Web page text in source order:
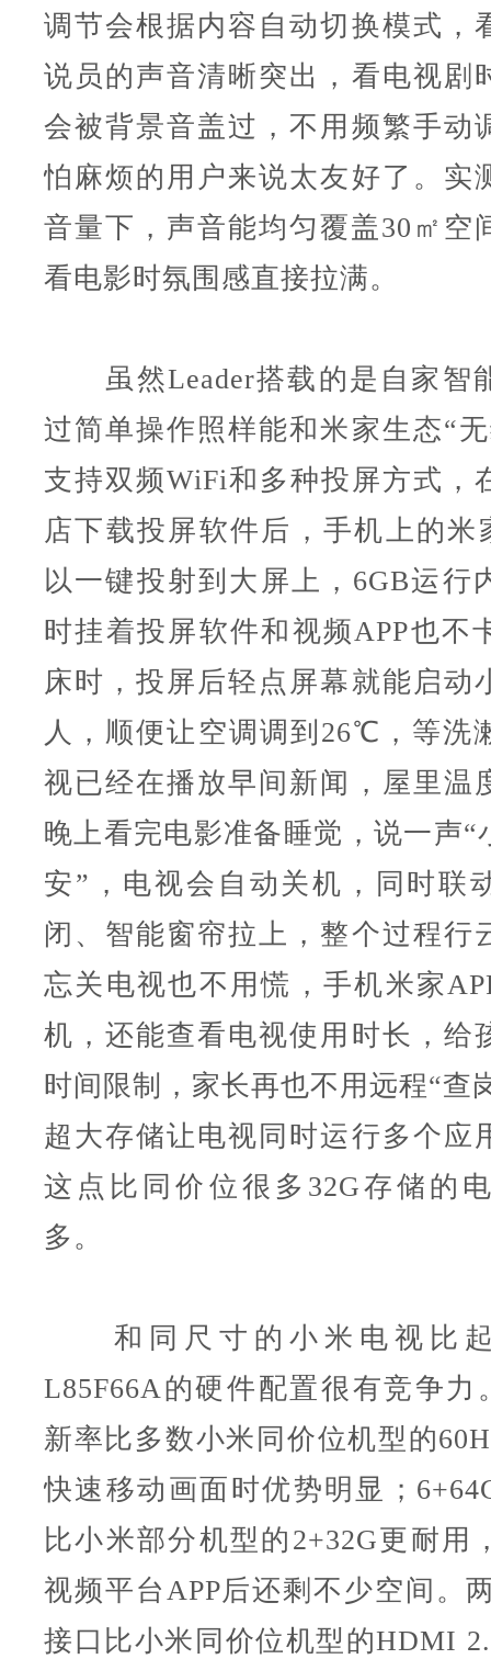
调节会根据内容自动切换模式，
说员的声音清晰突出，看电视剧
会被背景音盖过，不用频繁手动
怕麻烦的用户来说太友好了。实
音量下，声音能均匀覆盖30㎡空
看电影时氛围感直接拉满。
虽然Leader搭载的是自家智
过简单操作照样能和米家生态“
支持双频WiFi和多种投屏方式，
店下载投屏软件后，手机上的米
以一键投射到大屏上，6GB运行
时挂着投屏软件和视频APP也不
床时，投屏后轻点屏幕就能启动
人，顺便让空调调到26℃，等洗
视已经在播放早间新闻，屋里温
晚上看完电影准备睡觉，说一声“
安”，电视会自动关机，同时联
闭、智能窗帘拉上，整个过程行
忘关电视也不用慌，手机米家
机，还能查看电视使用时长，给
时间限制，家长再也不用远程“查
超大存储让电视同时运行多个应
这点比同价位很多32G存储的
多。
和同尺寸的小米电视比起
L85F66A的硬件配置很有竞争力
新率比多数小米同价位机型的
快速移动画面时优势明显；
比小米部分机型的2+32G更耐用
视频平台APP后还剩不少空间。
接口比小米同价位机型的HDMI